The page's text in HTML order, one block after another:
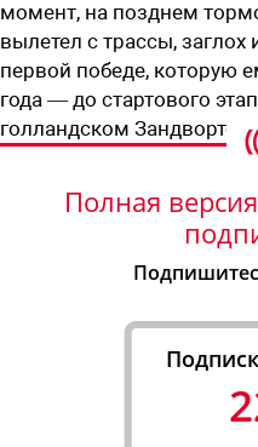
момент, на позднем
вылетел с трассы,
первой победе, которую
года — до стартового
голландском Зандворте.
Полная